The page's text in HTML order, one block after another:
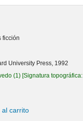
ficción
University Press, 1992
(1) Signatura topográfica:
al carrito